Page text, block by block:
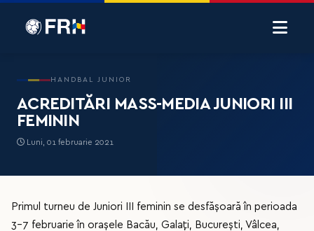
HANDBAL JUNIOR
ACREDITĂRI MASS-MEDIA JUNIORI III
FEMININ
Luni, 01 februarie 2021
Primul turneu de Juniori III feminin se desfășoară în perioada
3-7 februarie în orașele Bacău, Galați, București, Vâlcea,